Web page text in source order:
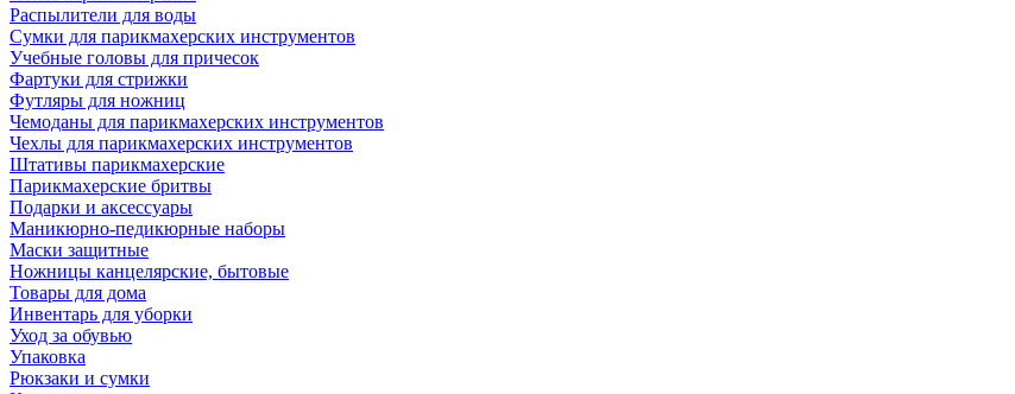
Распылители для воды
Сумки для парикмахерских инструментов
Учебные головы для причесок
Фартуки для стрижки
Футляры для ножниц
Чемоданы для парикмахерских инструментов
Чехлы для парикмахерских инструментов
Штативы парикмахерские
Парикмахерские бритвы
Подарки и аксессуары
Маникюрно-педикюрные наборы
Маски защитные
Ножницы канцелярские, бытовые
Товары для дома
Инвентарь для уборки
Уход за обувью
Упаковка
Рюкзаки и сумки